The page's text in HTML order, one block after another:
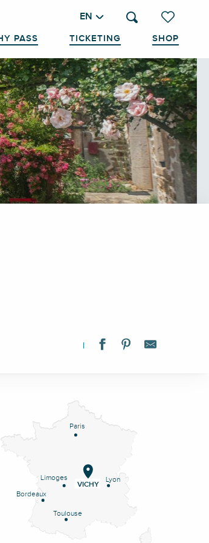
Voir les
Search
EN
PASS TICKETING SHOP
Paris
Lyon
Limoges
Bordeaux
Toulouse
VICHY